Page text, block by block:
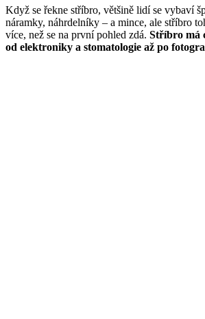
Když se řekne stříbro, většině lidí se vybaví
náramky, náhrdelníky – a mince, ale stříbro
více, než se na první pohled zdá. Stříbro má
od elektroniky a stomatologie až po